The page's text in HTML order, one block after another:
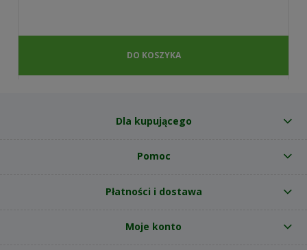
DO KOSZYKA
Dla kupującego
Pomoc
Płatności i dostawa
Moje konto